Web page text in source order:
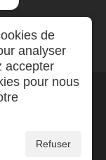
de
analyser
accepter
pour nous
Refuser